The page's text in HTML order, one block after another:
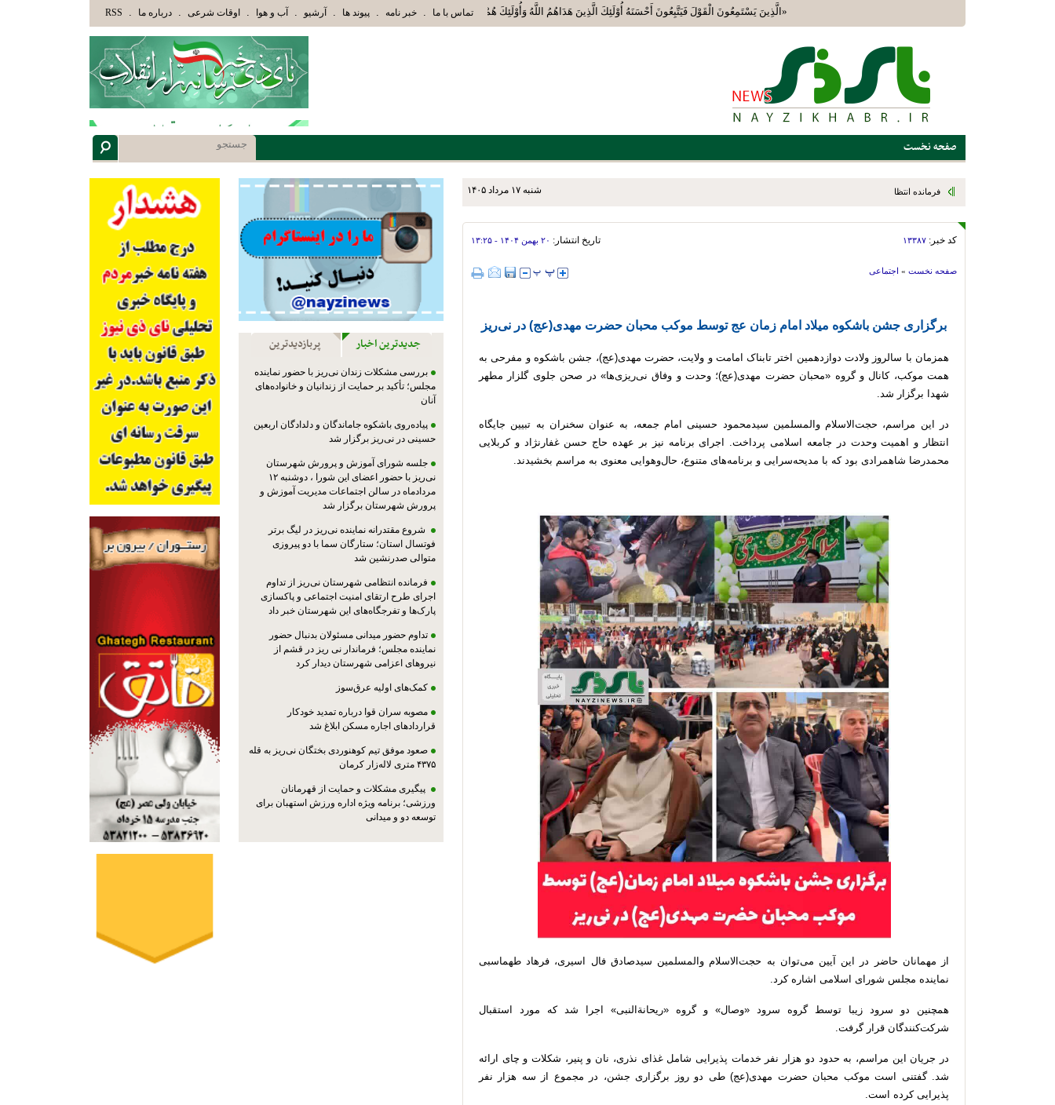
«الَّذِينَ يَسْتَمِعُونَ الْقَوْلَ فَيَتَّبِعُونَ أَحْسَنَهُ أُوْلَئِكَ الَّذِينَ هَدَاهُمُ اللَّهُ وَأُوْلَئِكَ هُمْ أُوْلُوا الْأَلْبَابِ» عاقلان هدایت یافته،حرفها را میشنوند و سپس بهترین را انتخاب میکنند(سوره مبارکه زمر آیه 18)
تماس با ما . خبر نامه . پیوند ها . آرشیو . آب و هوا . اوقات شرعی . درباره ما .
RSS
صفحه نخست
شنبه ۱۷ مرداد ۱۴۰۵ فرمانده انتظامی شهرستان نی‌ریز از تداوم اجرای طرح ارتقای امنیت اجتماعی و پاکسازی پارک‌ها و
کد خبر: ۱۳۳۸۷ تاریخ انتشار: ۲۰ بهمن ۱۴۰۴ - ۱۳:۲۵
صفحه نخست » اجتماعی
برگزاری جشن باشکوه میلاد امام زمان عج توسط موکب محبان حضرت مهدی(عج) در نی‌ریز
همزمان با سالروز ولادت دوازدهمین اختر تابناک امامت و ولایت، حضرت مهدی(عج)، جشن باشکوه و مفرحی به
همت موکب، کانال و گروه «محبان حضرت مهدی(عج)؛ وحدت و وفاق نی‌ریزی‌ها» در صحن جلوی گلزار مطهر
شهدا برگزار شد.
در این مراسم، حجت‌الاسلام والمسلمین سیدمحمود حسینی امام جمعه، به عنوان سخنران به تبیین جایگاه
انتظار و اهمیت وحدت در جامعه اسلامی پرداخت. اجرای برنامه نیز بر عهده حاج حسن غفارنژاد و کربلایی
محمدرضا شاهمرادی بود که با مدیحه‌سرایی و برنامه‌های متنوع، حال‌وهوایی معنوی به مراسم بخشیدند.
از مهمانان حاضر در این آیین می‌توان به حجت‌الاسلام والمسلمین سیدصادق فال اسیری، فرهاد طهماسبی
نماینده مجلس شورای اسلامی اشاره کرد.
همچنین دو سرود زیبا توسط گروه سرود «وصال» و گروه «ریحانةالنبی» اجرا شد که مورد استقبال
شرکت‌کنندگان قرار گرفت.
در جریان این مراسم، به حدود دو هزار نفر خدمات پذیرایی شامل غذای نذری، نان و پنیر، شکلات و چای ارائه
شد. گفتنی است موکب محبان حضرت مهدی(عج) طی دو روز برگزاری جشن، در مجموع از سه هزار نفر
پذیرایی کرده است.
جدیدترین اخبار پربازدیدترین
بررسی مشکلات زندان نی‌ریز با حضور نماینده
مجلس؛ تأکید بر حمایت از زندانیان و خانواده‌های
آنان
پیاده‌روی باشکوه جاماندگان و دلدادگان اربعین
حسینی در نی‌ریز برگزار شد
جلسه شورای آموزش و پرورش شهرستان
نی‌ریز با حضور اعضای این شورا ، دوشنبه ۱۲
مردادماه در سالن اجتماعات مدیریت آموزش و
پرورش شهرستان برگزار شد
شروع مقتدرانه نماینده نی‌ریز در لیگ برتر
فوتسال استان؛ ستارگان سما با دو پیروزی
متوالی صدرنشین شد
فرمانده انتظامی شهرستان نی‌ریز از تداوم
اجرای طرح ارتقای امنیت اجتماعی و پاکسازی
پارک‌ها و تفرجگاه‌های این شهرستان خبر داد
تداوم حضور میدانی مسئولان بدنبال حضور
نماینده مجلس؛ فرماندار نی ریز در قشم از
نیروهای اعزامی شهرستان دیدار کرد
کمک‌های اولیه عرق‌سوز
مصوبه سران قوا درباره تمدید خودکار
قراردادهای اجاره مسکن ابلاغ شد
صعود موفق تیم کوهنوردی بختگان نی‌ریز به قله
۴۳۷۵ متری لاله‌زار کرمان
پیگیری مشکلات و حمایت از قهرمانان
ورزشی؛ برنامه ویژه اداره ورزش استهبان برای
توسعه دو و میدانی